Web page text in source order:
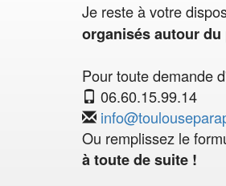
Je reste à votre
organisés autour du
Pour toute demande
06.60.15.99.14
Ou remplissez le
à toute de suite !